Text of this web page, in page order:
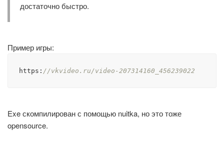
достаточно быстро.
Пример игры:
https: //vkvideo.ru/video-207314160_456239022
Exe скомпилирован с помощью nuitka, но это тоже
opensource.